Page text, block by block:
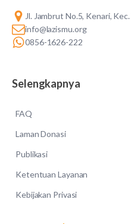
Jl. Jambrut No.5, Kenari,
info@lazismu.org
0856-1626-222
Selengkapnya
FAQ
Laman Donasi
Publikasi
Ketentuan Layanan
Kebijakan Privasi